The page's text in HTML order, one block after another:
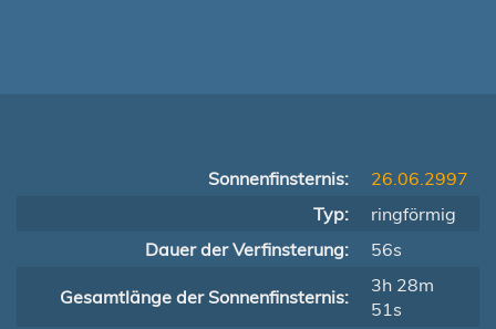
Sonnenfinsternis:
26.06.2997
Typ:
ringförmig
Dauer der Verfinsterung:
56s
Gesamtlänge der Sonnenfinsternis:
3h 28m
51s